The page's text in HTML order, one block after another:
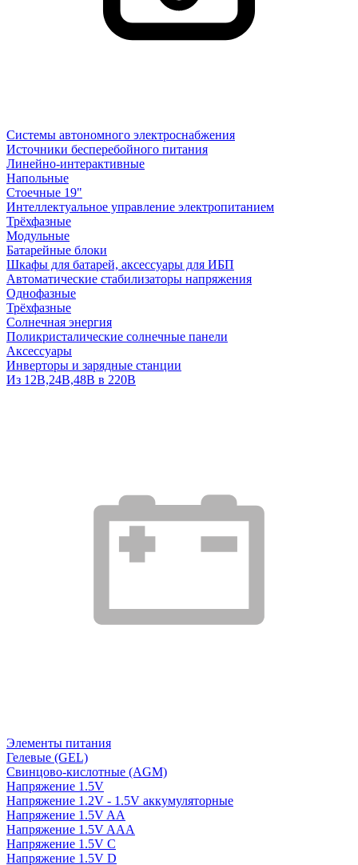
Системы автономного электроснабжения
Источники бесперебойного питания
Линейно-интерактивные
Напольные
Стоечные 19"
Интеллектуальное управление электропитанием
Трёхфазные
Модульные
Батарейные блоки
Шкафы для батарей, аксессуары для ИБП
Автоматические стабилизаторы напряжения
Однофазные
Трёхфазные
Солнечная энергия
Поликристалические солнечные панели
Аксессуары
Инверторы и зарядные станции
Из 12В,24В,48В в 220В
Элементы питания
Гелевые (GEL)
Свинцово-кислотные (AGM)
Напряжение 1.5V
Напряжение 1.2V - 1.5V аккумуляторные
Напряжение 1.5V AA
Напряжение 1.5V AAA
Напряжение 1.5V C
Напряжение 1.5V D